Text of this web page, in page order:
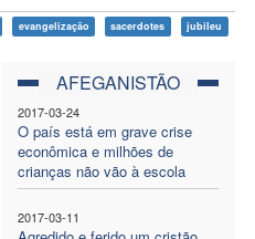
evangelização sacerdotes jubileu
AFEGANISTÃO
2017-03-24
O país está em grave crise
econômica e milhões de
crianças não vão à escola
2017-03-11